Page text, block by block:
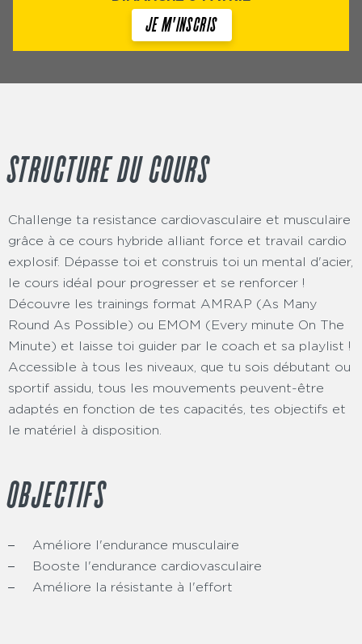
JE M'INSCRIS
STRUCTURE DU COURS
Challenge ta resistance cardiovasculaire et musculaire
grâce à ce cours hybride alliant force et travail cardio
explosif. Dépasse toi et construis toi un mental d'acier,
le cours idéal pour progresser et se renforcer !
Découvre les trainings format AMRAP (As Many
Round As Possible) ou EMOM (Every minute On The
Minute) et laisse toi guider par le coach et sa playlist !
Accessible à tous les niveaux, que tu sois débutant ou
sportif assidu, tous les mouvements peuvent-être
adaptés en fonction de tes capacités, tes objectifs et
le matériel à disposition.
OBJECTIFS
Améliore l'endurance musculaire
Booste l'endurance cardiovasculaire
Améliore la résistante à l'effort